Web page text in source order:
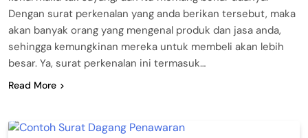
Dengan surat perkenalan yang anda berikan tersebut, maka
akan banyak orang yang mengenal produk dan jasa anda,
sehingga kemungkinan mereka untuk membeli akan lebih
besar. Ya, surat perkenalan ini termasuk…
Read More